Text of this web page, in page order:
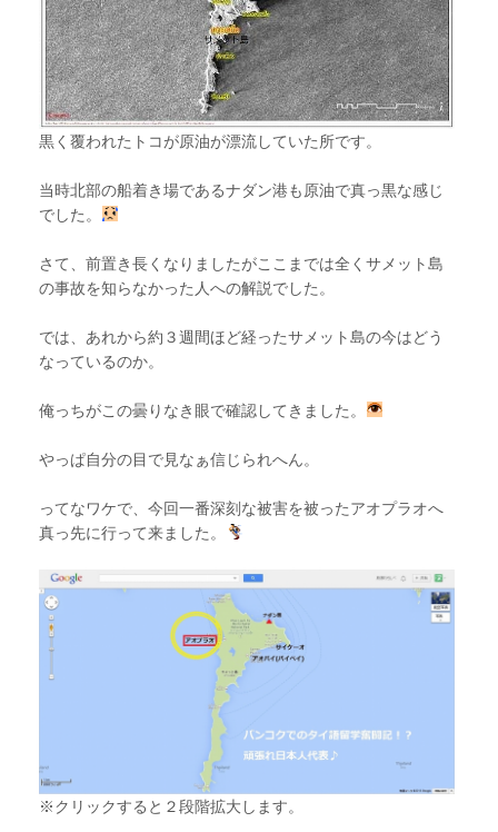
黒く覆われたトコが原油が漂流していた所です。
当時北部の船着き場であるナダン港も原油で真っ黒な感じ
でした。
さて、前置き長くなりましたがここまでは全くサメット島
の事故を知らなかった人への解説でした。
では、あれから約３週間ほど経ったサメット島の今はどう
なっているのか。
俺っちがこの曇りなき眼で確認してきました。
やっぱ自分の目で見なぁ信じられへん。
ってなワケで、今回一番深刻な被害を被ったアオプラオへ
真っ先に行って来ました。
※クリックすると２段階拡大します。